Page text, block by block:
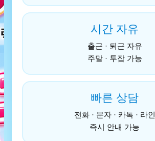
시간 자유
출근 · 퇴근 자유
주말 · 투잡 가능
빠른 상담
전화 · 문자 · 카톡 · 라인
즉시 안내 가능